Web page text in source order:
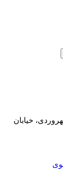
سهروردی، خیابان